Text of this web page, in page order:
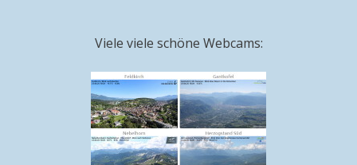
Viele viele schöne Webcams: